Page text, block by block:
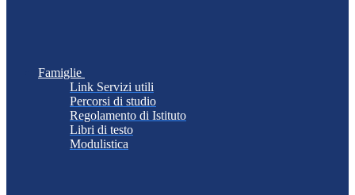
Famiglie
Link Servizi utili
Percorsi di studio
Regolamento di Istituto
Libri di testo
Modulistica